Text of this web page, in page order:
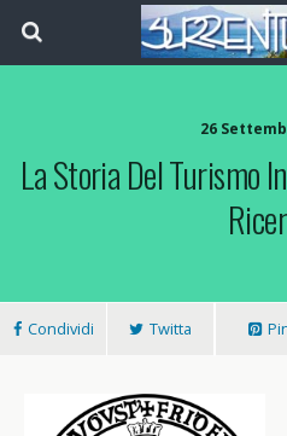
26
La Storia Del Turismo
Condividi Twitta